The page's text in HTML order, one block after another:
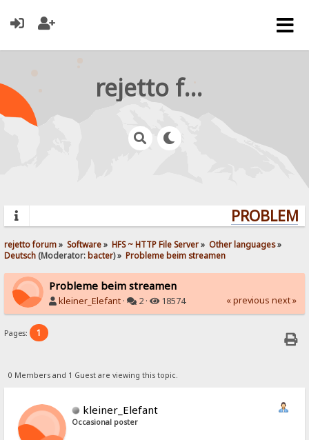
rejetto forum
rejetto forum» Software» HFS ~ HTTP File Server» Other languages»
Deutsch (Moderator: bacter) » Probleme beim streamen
Probleme beim streamen
kleiner_Elefant · 2 · 18574 « previous next »
Pages: 1
0 Members and 1 Guest are viewing this topic.
kleiner_Elefant
Occasional poster